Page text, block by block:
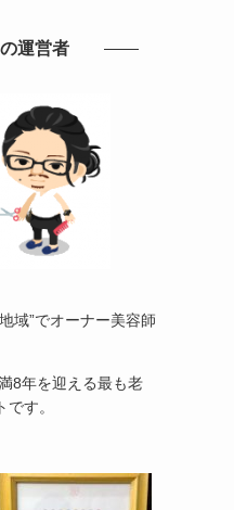
運営者
域”でオーナー美容師
8年を迎える最も老
す。